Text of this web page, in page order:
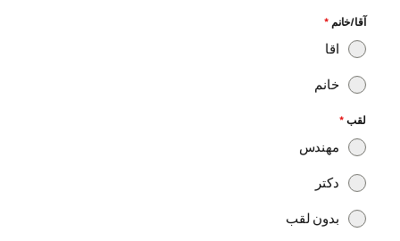
آقا/خانم *
اقا
خانم
لقب*
مهندس
دکتر
بدون لقب